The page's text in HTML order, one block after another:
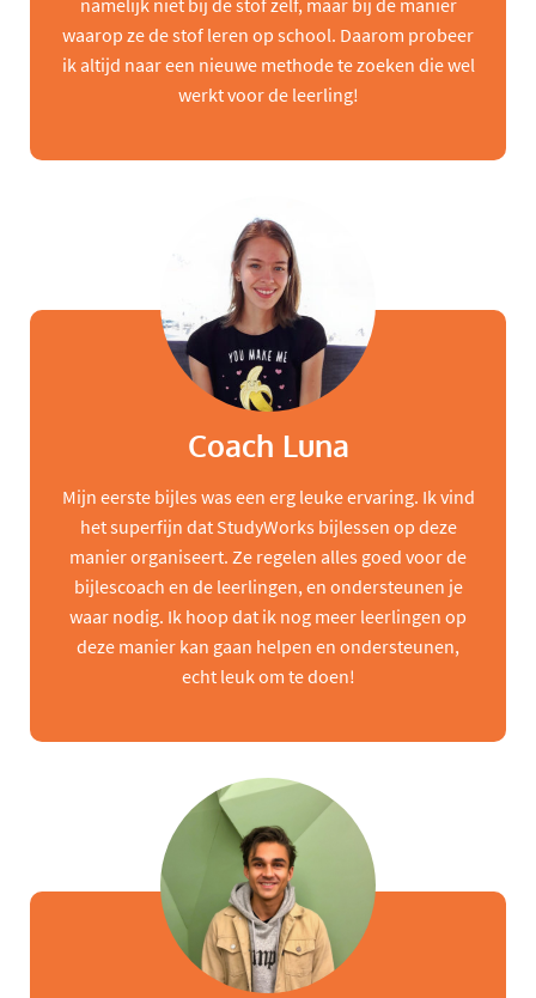
namelijk niet bij de stof zelf, maar bij de manier
waarop ze de stof leren op school. Daarom probeer
ik altijd naar een nieuwe methode te zoeken die wel
werkt voor de leerling!
Coach Luna
Mijn eerste bijles was een erg leuke ervaring. Ik vind
het superfijn dat StudyWorks bijlessen op deze
manier organiseert. Ze regelen alles goed voor de
bijlescoach en de leerlingen, en ondersteunen je
waar nodig. Ik hoop dat ik nog meer leerlingen op
deze manier kan gaan helpen en ondersteunen,
echt leuk om te doen!